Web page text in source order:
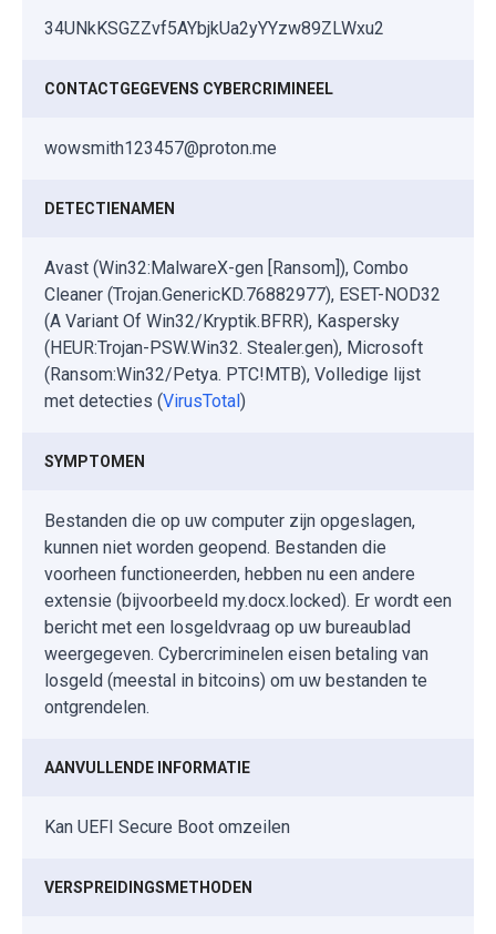
34UNkKSGZZvf5AYbjkUa2yYYzw89ZLWxu2
CONTACTGEGEVENS CYBERCRIMINEEL
wowsmith123457@proton.me
DETECTIENAMEN
Avast (Win32:MalwareX-gen [Ransom]), Combo
Cleaner (Trojan.GenericKD.76882977), ESET-NOD32
(A Variant Of Win32/Kryptik.BFRR), Kaspersky
(HEUR:Trojan-PSW.Win32. Stealer.gen), Microsoft
(Ransom:Win32/Petya. PTC!MTB), Volledige lijst
met detecties (VirusTotal)
SYMPTOMEN
Bestanden die op uw computer zijn opgeslagen,
kunnen niet worden geopend. Bestanden die
voorheen functioneerden, hebben nu een andere
extensie (bijvoorbeeld my.docx.locked). Er wordt een
bericht met een losgeldvraag op uw bureaublad
weergegeven. Cybercriminelen eisen betaling van
losgeld (meestal in bitcoins) om uw bestanden te
ontgrendelen.
AANVULLENDE INFORMATIE
Kan UEFI Secure Boot omzeilen
VERSPREIDINGSMETHODEN